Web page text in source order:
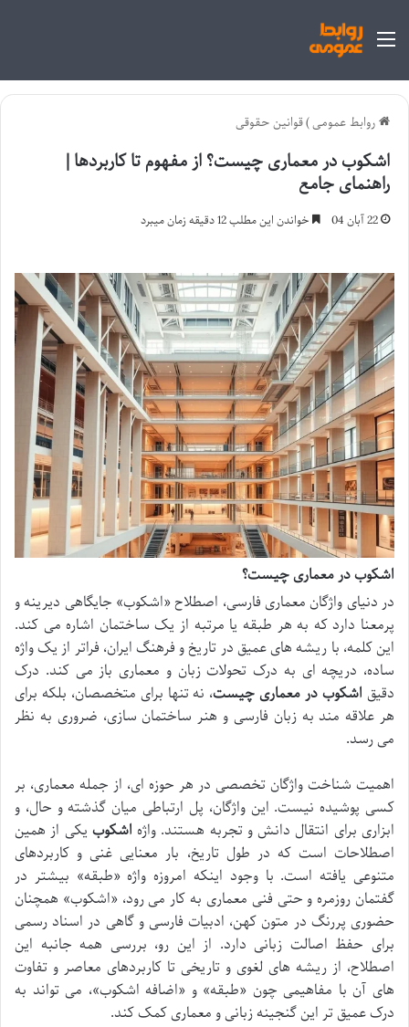
منو
روابط عمومی)قوانین حقوقی
اشکوب در معماری چیست؟ از مفهوم تا کاربردها |
راهنمای جامع
22 آبان 04 خواندن این مطلب 12 دقیقه زمان میبرد
اشکوب در معماری چیست؟
در دنیای واژگان معماری فارسی، اصطلاح «اشکوب» جایگاهی دیرینه و
پرمعنا دارد که به هر طبقه یا مرتبه از یک ساختمان اشاره می کند.
این کلمه، با ریشه های عمیق در تاریخ و فرهنگ ایران، فراتر از یک واژه
ساده، دریچه ای به درک تحولات زبان و معماری باز می کند. درک
دقیق اشکوب در معماری چیست، نه تنها برای متخصصان، بلکه برای
هر علاقه مند به زبان فارسی و هنر ساختمان سازی، ضروری به نظر
می رسد.
اهمیت شناخت واژگان تخصصی در هر حوزه ای، از جمله معماری، بر
کسی پوشیده نیست. این واژگان، پل ارتباطی میان گذشته و حال، و
ابزاری برای انتقال دانش و تجربه هستند. واژه اشکوب یکی از همین
اصطلاحات است که در طول تاریخ، بار معنایی غنی و کاربردهای
متنوعی یافته است. با وجود اینکه امروزه واژه «طبقه» بیشتر در
گفتمان روزمره و حتی فنی معماری به کار می رود، «اشکوب» همچنان
حضوری پررنگ در متون کهن، ادبیات فارسی و گاهی در اسناد رسمی
برای حفظ اصالت زبانی دارد. از این رو، بررسی همه جانبه این
اصطلاح، از ریشه های لغوی و تاریخی تا کاربردهای معاصر و تفاوت
های آن با مفاهیمی چون «طبقه» و «اضافه اشکوب»، می تواند به
درک عمیق تر این گنجینه زبانی و معماری کمک کند.